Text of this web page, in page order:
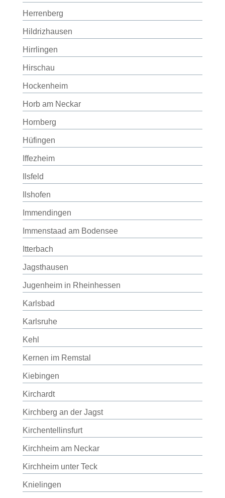
Herrenberg
Hildrizhausen
Hirrlingen
Hirschau
Hockenheim
Horb am Neckar
Hornberg
Hüfingen
Iffezheim
Ilsfeld
Ilshofen
Immendingen
Immenstaad am Bodensee
Itterbach
Jagsthausen
Jugenheim in Rheinhessen
Karlsbad
Karlsruhe
Kehl
Kernen im Remstal
Kiebingen
Kirchardt
Kirchberg an der Jagst
Kirchentellinsfurt
Kirchheim am Neckar
Kirchheim unter Teck
Knielingen